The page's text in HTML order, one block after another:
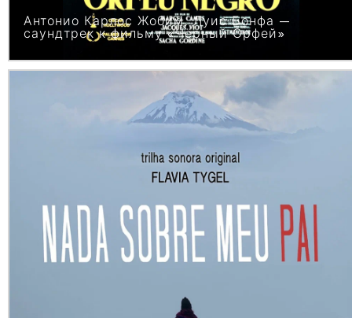
Антонио Карлос Жобим, Луис Бонфа —
саундтрек к фильму «Чёрный Орфей»